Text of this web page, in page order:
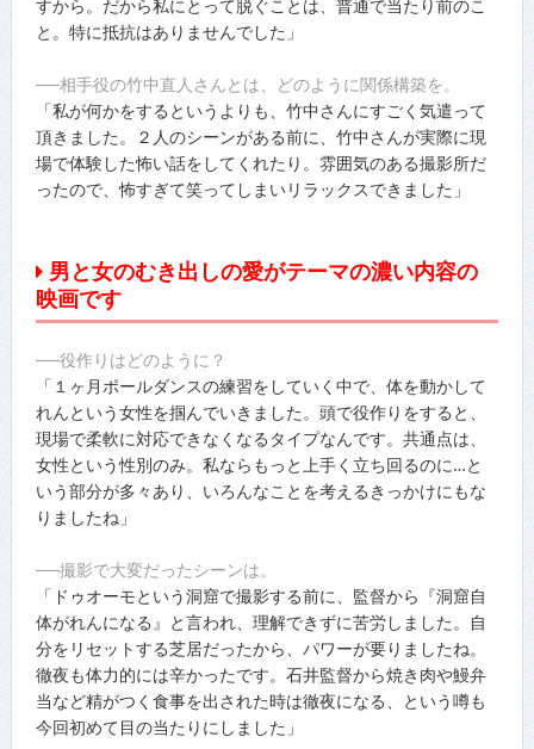
すから。だから私にとって脱ぐことは、普通で当たり前のこ
と。特に抵抗はありませんでした」
──相手役の竹中直人さんとは、どのように関係構築を。
「私が何かをするというよりも、竹中さんにすごく気遣って
頂きました。２人のシーンがある前に、竹中さんが実際に現
場で体験した怖い話をしてくれたり。雰囲気のある撮影所だ
ったので、怖すぎて笑ってしまいリラックスできました」
男と女のむき出しの愛がテーマの濃い内容の
映画です
──役作りはどのように？
「１ヶ月ポールダンスの練習をしていく中で、体を動かして
れんという女性を掴んでいきました。頭で役作りをすると、
現場で柔軟に対応できなくなるタイプなんです。共通点は、
女性という性別のみ。私ならもっと上手く立ち回るのに…と
いう部分が多々あり、いろんなことを考えるきっかけにもな
りましたね」
──撮影で大変だったシーンは。
「ドゥオーモという洞窟で撮影する前に、監督から『洞窟自
体がれんになる』と言われ、理解できずに苦労しました。自
分をリセットする芝居だったから、パワーが要りましたね。
徹夜も体力的には辛かったです。石井監督から焼き肉や鰻弁
当など精がつく食事を出された時は徹夜になる、という噂も
今回初めて目の当たりにしました」